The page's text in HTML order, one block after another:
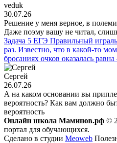
veduk
30.07.26
Решение у меня верное, в
Даже поэму вашу не читал,
Задача 5 ЕГЭ Правильный
раз. Известно, что в какой-то
бросаниях очков оказалась равна
Сергей
26.07.26
А на каком основании вы
вероятность? Как вам должно
вероятность
Онлайн школа Маминов.рф ©
портал для обучающихся.
Сделано в студии Meoweb